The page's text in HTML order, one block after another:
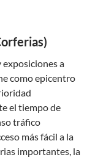
a
como epicentro
el tiempo de
tráfico
más fácil a la
importantes, la